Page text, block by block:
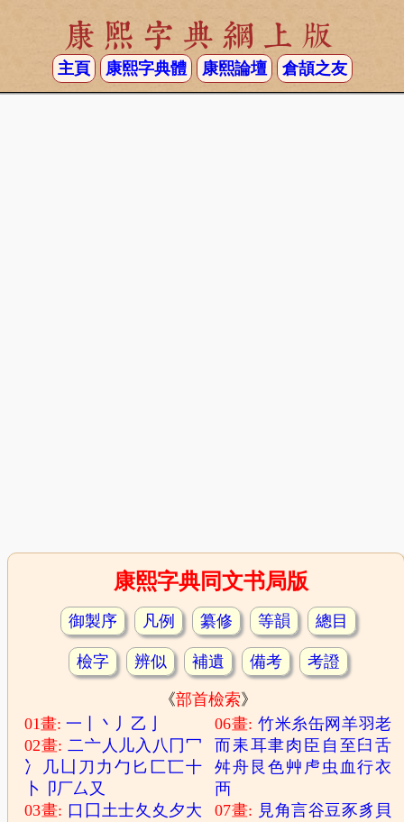
康熙字典網上版
主頁 康熙字典體 康熙論壇 倉頡之友
康熙字典同文书局版
御製序 凡例 纂修 等韻 總目
檢字 辨似 補遺 備考 考證
《部首檢索》
01畫:一 丶 丿 乙
02畫:二亠 人 儿入 八 冂冖
冫
几 凵 刀 力 勹 匕 匚匸十
卜
卩厂厶 又
03畫: 口 囗 土士夂 夊 夕大
06畫: 竹米糸缶网 羊羽老
而耒耳聿肉 臣 自 至 臼舌
舛舟 艮色艸 虍 虫 血行衣
襾
07畫: 見角言谷豆豕豸 貝